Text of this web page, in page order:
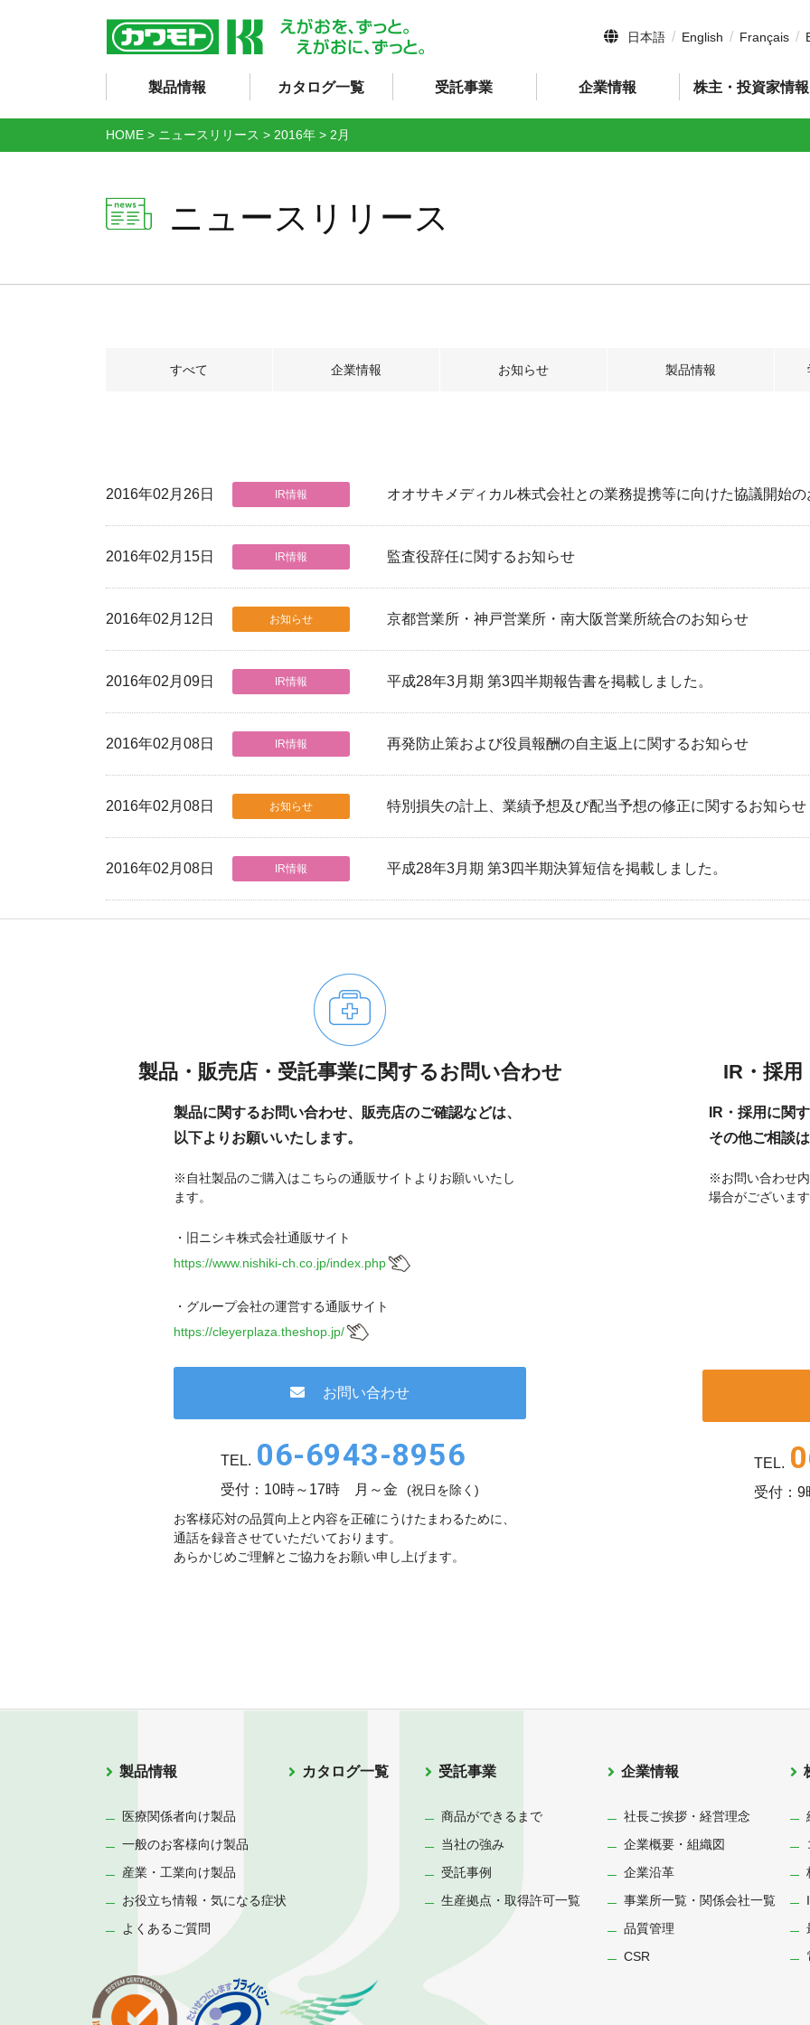
日本語 English Français
製品情報 カタログ一覧 受託事業 企業情報 株主・投資家情報
HOME > ニュースリリース > 2016年 > 2月
ニュースリリース
すべて 企業情報 お知らせ 製品情報
2016年02月26日 IR情報 オオサキメディカル株式会社との業務提携等に向けた協議開始の
2016年02月15日 IR情報 監査役辞任に関するお知らせ
2016年02月12日 お知らせ 京都営業所・神戸営業所・南大阪営業所統合のお知らせ
2016年02月09日 IR情報 平成28年3月期 第3四半期報告書を掲載しました。
2016年02月08日 IR情報 再発防止策および役員報酬の自主返上に関するお知らせ
2016年02月08日 お知らせ 特別損失の計上、業績予想及び配当予想の修正に関するお知らせ
2016年02月08日 IR情報 平成28年3月期 第3四半期決算短信を掲載しました。
製品・販売店・受託事業に関するお問い合わせ
製品に関するお問い合わせ、販売店のご確認などは、
以下よりお願いいたします。
※自社製品のご購入はこちらの通販サイトよりお願いいたし
ます。
・旧ニシキ株式会社通販サイト
https://www.nishiki-ch.co.jp/index.php
・グループ会社の運営する通販サイト
https://cleyerplaza.theshop.jp/
お問い合わせ
TEL. 06-6943-8956
受付：10時～17時 月～金
(祝日を除く)
お客様応対の品質向上と内容を正確にうけたまわるために、
通話を録音させていただいております。
あらかじめご理解とご協力をお願い申し上げます。
IR・採
IR・採用に関
その他ご相談
※お問い合わせ
場合がございま
TEL.
受付：
製品情報
医療関係者向け製品
一般のお客様向け製品
産業・工業向け製品
お役立ち情報・気になる症状
よくあるご質問
カタログ一覧 受託事業
商品ができるまで
当社の強み
受託事例
生産拠点・取得許可一覧
企業情報
社長ご挨拶・経営理念
企業概要・組織図
企業沿革
事業所一覧・関係会社一覧
品質管理
CSR
06-6943-8956
※祝日を除く
※新型コロナウイルス感染症対策として、
現在、受付時間を一部短縮しております。
メールでのお問い合わせ